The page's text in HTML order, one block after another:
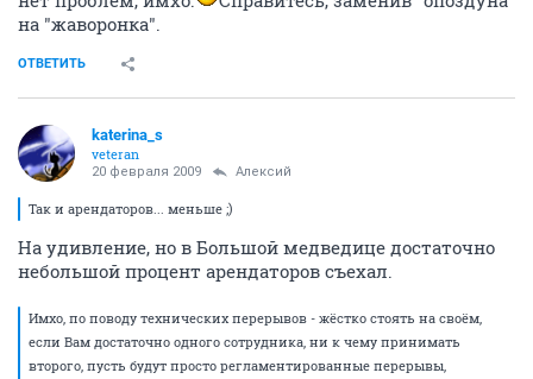
на "жаворонка".
ОТВЕТИТЬ
katerina_s
veteran
20 февраля 2009 Алексий
Так и арендаторов... меньше ;)
На удивление, но в Большой медведице достаточно
небольшой процент арендаторов съехал.
Имхо, по поводу технических перерывов - жёстко стоять на своём,
если Вам достаточно одного сотрудника, ни к чему принимать
второго, пусть будут просто регламентированные перерывы,